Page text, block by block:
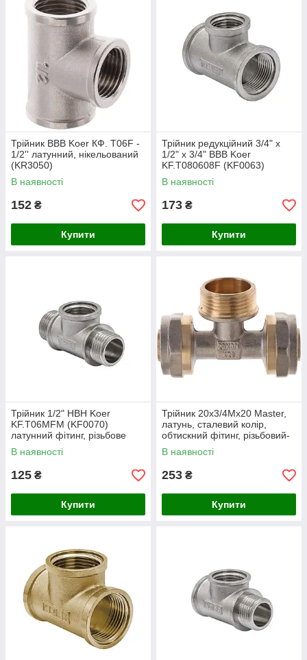
Трійник ВВВ Koer КФ. T06F -
1/2'' латунний, нікельований
(KR3050)
В наявності
152 ₴
Купити
Трійник редукційний 3/4" х
1/2" х 3/4" ВВВ Koer
KF.T080608F (KF0063)
В наявності
173 ₴
Купити
Трійник 1/2" НВН Koer
KF.T06MFM (KF0070)
латунний фітинг, різьбове
з'єднання
В наявності
125 ₴
Купити
Трійник 20x3/4Mx20 Master,
латунь, сталевий колір,
обтискний фітинг, різьбовий-
обтискний тип з'єднання
В наявності
253 ₴
Купити